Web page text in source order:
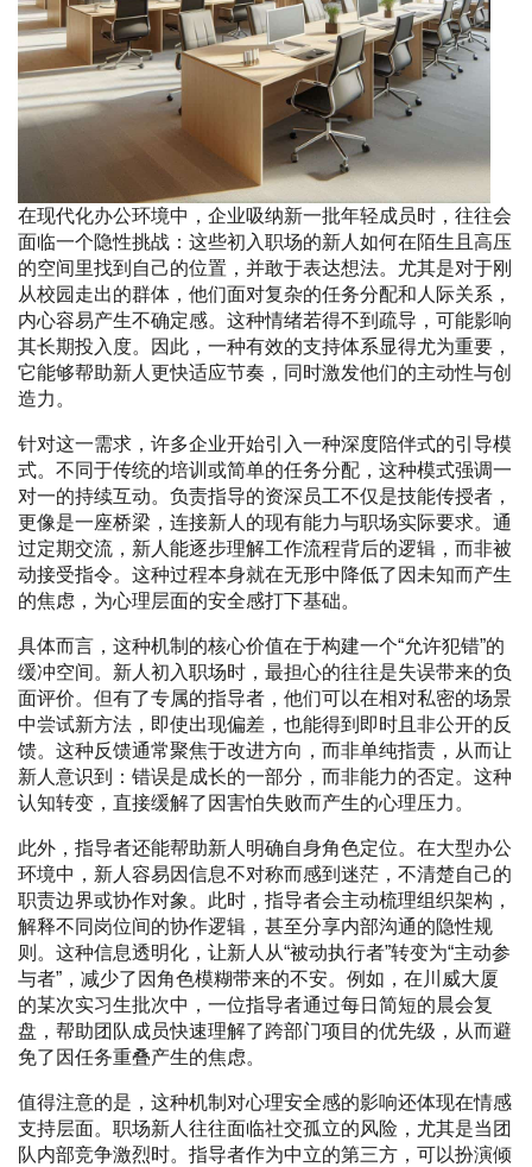
在现代化办公环境中，企业吸纳新一批年轻成员时，往往会
面临一个隐性挑战：这些初入职场的新人如何在陌生且高压
的空间里找到自己的位置，并敢于表达想法。尤其是对于刚
从校园走出的群体，他们面对复杂的任务分配和人际关系，
内心容易产生不确定感。这种情绪若得不到疏导，可能影响
其长期投入度。因此，一种有效的支持体系显得尤为重要，
它能够帮助新人更快适应节奏，同时激发他们的主动性与创
造力。
针对这一需求，许多企业开始引入一种深度陪伴式的引导模
式。不同于传统的培训或简单的任务分配，这种模式强调一
对一的持续互动。负责指导的资深员工不仅是技能传授者，
更像是一座桥梁，连接新人的现有能力与职场实际要求。通
过定期交流，新人能逐步理解工作流程背后的逻辑，而非被
动接受指令。这种过程本身就在无形中降低了因未知而产生
的焦虑，为心理层面的安全感打下基础。
具体而言，这种机制的核心价值在于构建一个“允许犯错”的
缓冲空间。新人初入职场时，最担心的往往是失误带来的负
面评价。但有了专属的指导者，他们可以在相对私密的场景
中尝试新方法，即使出现偏差，也能得到即时且非公开的反
馈。这种反馈通常聚焦于改进方向，而非单纯指责，从而让
新人意识到：错误是成长的一部分，而非能力的否定。这种
认知转变，直接缓解了因害怕失败而产生的心理压力。
此外，指导者还能帮助新人明确自身角色定位。在大型办公
环境中，新人容易因信息不对称而感到迷茫，不清楚自己的
职责边界或协作对象。此时，指导者会主动梳理组织架构，
解释不同岗位间的协作逻辑，甚至分享内部沟通的隐性规
则。这种信息透明化，让新人从“被动执行者”转变为“主动参
与者”，减少了因角色模糊带来的不安。例如，在川威大厦
的某次实习生批次中，一位指导者通过每日简短的晨会复
盘，帮助团队成员快速理解了跨部门项目的优先级，从而避
免了因任务重叠产生的焦虑。
值得注意的是，这种机制对心理安全感的影响还体现在情感
支持层面。职场新人往往面临社交孤立的风险，尤其是当团
队内部竞争激烈时。指导者作为中立的第三方，可以扮演倾